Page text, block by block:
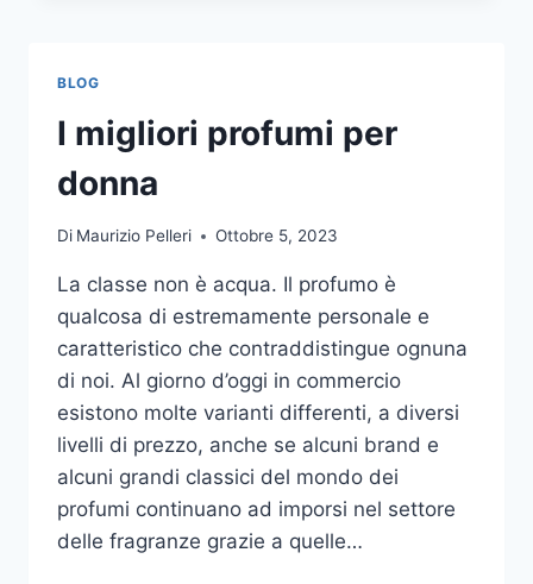
VIDEO
BLOG
I migliori profumi per
donna
Di Maurizio Pelleri Ottobre 5, 2023
La classe non è acqua. Il profumo è
qualcosa di estremamente personale e
caratteristico che contraddistingue ognuna
di noi. Al giorno d’oggi in commercio
esistono molte varianti differenti, a diversi
livelli di prezzo, anche se alcuni brand e
alcuni grandi classici del mondo dei
profumi continuano ad imporsi nel settore
delle fragranze grazie a quelle…